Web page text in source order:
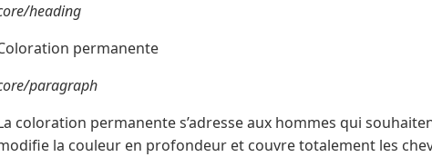
heading
permanente
paragraph
coloration permanente s’adresse aux hommes qui
la couleur en profondeur et couvre totalement les